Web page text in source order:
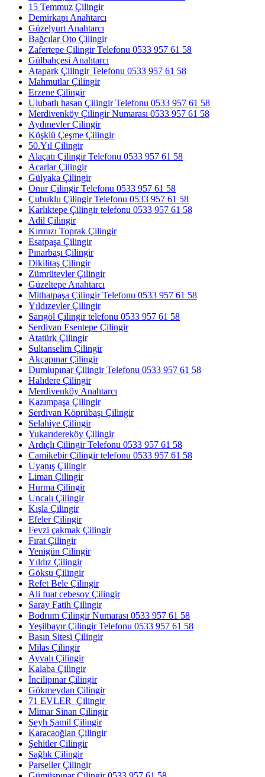
15 Temmuz Çilingir
Demirkapı Anahtarcı
Güzelyurt Anahtarcı
Bağcılar Oto Çilingir
Zafertepe Çilingir Telefonu 0533 957 61 58
Gülbahçesi Anahtarcı
Atapark Çilingir Telefonu 0533 957 61 58
Mahmutlar Çilingir
Erzene Çilingir
Ulubatlı hasan Çilingir Telefonu 0533 957 61 58
Merdivenköy Çilingir Numarası 0533 957 61 58
Aydınevler Çilingir
Köşklü Çeşme Çilingir
50.Yıl Çilingir
Alaçatı Çilingir Telefonu 0533 957 61 58
Acarlar Çilingir
Gülyaka Çilingir
Onur Çilingir Telefonu 0533 957 61 58
Çubuklu Çilingir Telefonu 0533 957 61 58
Karlıktepe Çilingir telefonu 0533 957 61 58
Adil Çilingir
Kırmızı Toprak Çilingir
Esatpaşa Çilingir
Pınarbaşı Çilingir
Dikilitaş Çilingir
Zümrütevler Çilingir
Güzeltepe Anahtarcı
Mithatpaşa Çilingir Telefonu 0533 957 61 58
Yıldızevler Çilingir
Sarıgöl Çilingir telefonu 0533 957 61 58
Serdivan Esentepe Çilingir
Atatürk Çilingir
Sultanselim Çilingir
Akçapınar Çilingir
Dumlupınar Çilingir Telefonu 0533 957 61 58
Halıdere Çilingir
Merdivenköy Anahtarcı
Kazımpaşa Çilingir
Serdivan Köprübaşı Çilingir
Selahiye Çilingir
Yukarıdereköy Çilingir
Ardıçlı Çilingir Telefonu 0533 957 61 58
Camikebir Çilingir telefonu 0533 957 61 58
Uyanış Çilingir
Liman Çilingir
Hurma Çilingir
Uncalı Çilingir
Kışla Çilingir
Efeler Çilingir
Fevzi çakmak Çilingir
Fırat Çilingir
Yenigün Çilingir
Yıldız Çilingir
Göksu Çilingir
Refet Bele Çilingir
Ali fuat cebesoy Çilingir
Saray Fatih Çilingir
Bodrum Çilingir Numarası 0533 957 61 58
Yeşilbayır Çilingir Telefonu 0533 957 61 58
Basın Sitesi Çilingir
Milas Çilingir
Ayvalı Çilingir
Kalaba Çilingir
İncilipınar Çilingir
Gökmeydan Çilingir
71 EVLER Çilingir
Mimar Sinan Çilingir
Şeyh Şamil Çilingir
Karacaoğlan Çilingir
Şehitler Çilingir
Sağlık Çilingir
Parseller Çilingir